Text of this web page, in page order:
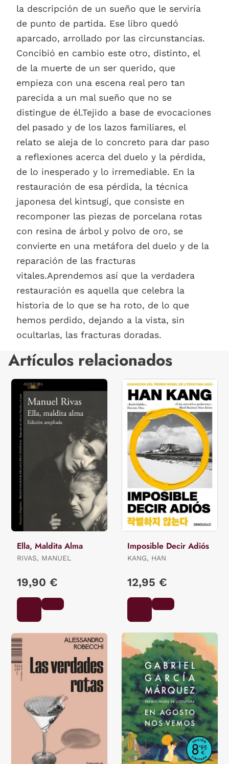
la descripción de un sueño que le serviría
de punto de partida. Ese libro quedó
aparcado, arrollado por las circunstancias.
Concibió en cambio este otro, distinto, el
de la muerte de un ser querido, que
empieza con una escena real pero tan
parecida a un mal sueño que no se
distingue de él.Tejido a base de evocaciones
del pasado y de los lazos familiares, el
relato se aleja de lo concreto para dar paso
a reflexiones acerca del duelo y la pérdida,
de lo inesperado y lo irremediable. En la
restauración de esa pérdida, la técnica
japonesa del kintsugi, que consiste en
recomponer las piezas de porcelana rotas
con resina de árbol y polvo de oro, se
convierte en una metáfora del duelo y de la
reparación de las fracturas
vitales.Aprendemos así que la verdadera
restauración es aquella que celebra la
historia de lo que se ha roto, de lo que
hemos perdido, dejando a la vista, sin
ocultarlas, las fracturas doradas.
Artículos relacionados
Ella, Maldita Alma
RIVAS, MANUEL
19,90 €
Imposible Decir Adiós
KANG, HAN
12,95 €